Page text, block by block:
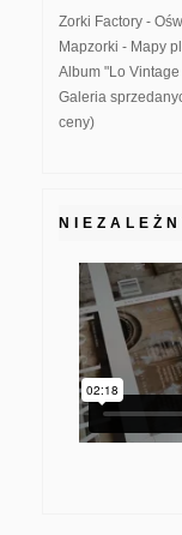
Zorki Factory -
Mapzorki - Mapy
Album "Lo
Galeria
ceny)